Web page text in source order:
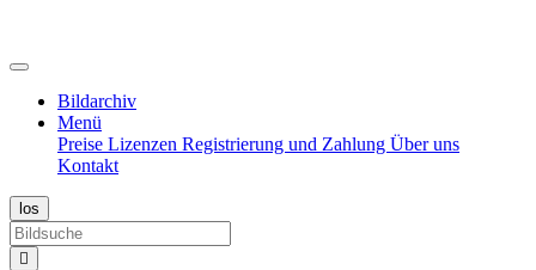
Bildarchiv
Menü
Preise Lizenzen Registrierung und Zahlung Über uns
Kontakt